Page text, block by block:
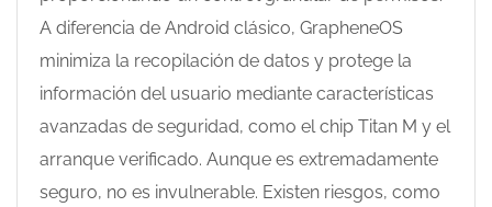
A diferencia de Android clásico, GrapheneOS
minimiza la recopilación de datos y protege la
información del usuario mediante características
avanzadas de seguridad, como el chip Titan M y el
arranque verificado. Aunque es extremadamente
seguro, no es invulnerable. Existen riesgos, como